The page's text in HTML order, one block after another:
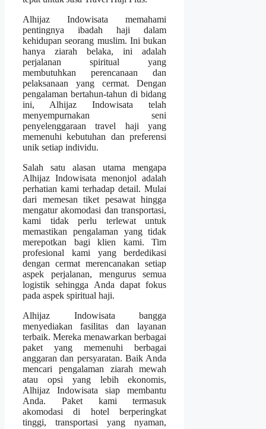
Alhijaz Indowisata memahami
pentingnya ibadah haji dalam
kehidupan seorang muslim. Ini bukan
hanya ziarah belaka, ini adalah
perjalanan spiritual yang
membutuhkan perencanaan dan
pelaksanaan yang cermat. Dengan
pengalaman bertahun-tahun di bidang
ini, Alhijaz Indowisata telah
menyempurnakan seni
penyelenggaraan travel haji yang
memenuhi kebutuhan dan preferensi
unik setiap individu.
Salah satu alasan utama mengapa
Alhijaz Indowisata menonjol adalah
perhatian kami terhadap detail. Mulai
dari memesan tiket pesawat hingga
mengatur akomodasi dan transportasi,
kami tidak perlu terlewat untuk
memastikan pengalaman yang tidak
merepotkan bagi klien kami. Tim
profesional kami yang berdedikasi
dengan cermat merencanakan setiap
aspek perjalanan, mengurus semua
logistik sehingga Anda dapat fokus
pada aspek spiritual haji.
Alhijaz Indowisata bangga
menyediakan fasilitas dan layanan
terbaik. Mereka menawarkan berbagai
paket yang memenuhi berbagai
anggaran dan persyaratan. Baik Anda
mencari pengalaman ziarah mewah
atau opsi yang lebih ekonomis,
Alhijaz Indowisata siap membantu
Anda. Paket kami termasuk
akomodasi di hotel berperingkat
tinggi, transportasi yang nyaman,